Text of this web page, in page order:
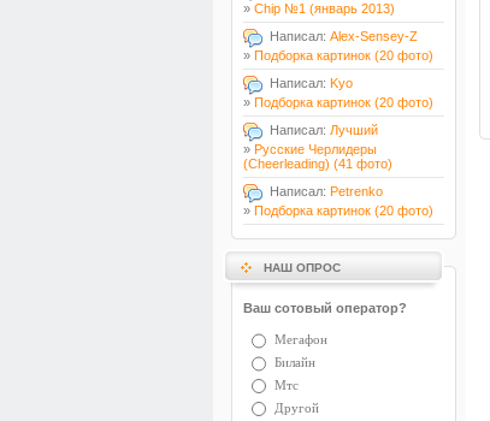
» Chip №1 (январь 2013)
Написал: Alex-Sensey-Z
» Подборка картинок (20 фото)
Написал: Kyo
» Подборка картинок (20 фото)
Написал: Лучший
» Русские Черлидеры
(Cheerleading) (41 фото)
Написал: Petrenko
» Подборка картинок (20 фото)
НАШ ОПРОС
Ваш сотовый оператор?
Мегафон
Билайн
Мтс
Другой